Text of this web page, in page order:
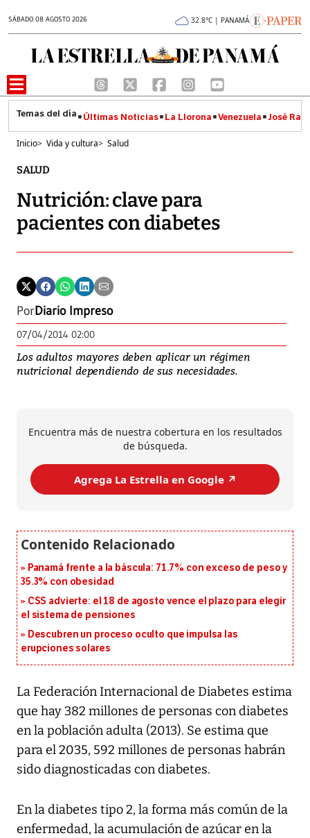
SÁBADO 08 AGOSTO 2026 32.8°C | PANAMÁ
Últimas Noticias La Llorona Venezuela José
Inicio> Vida y cultura> Salud
SALUD
Nutrición: clave para
pacientes con diabetes
PorDiario Impreso
07/04/2014 02:00
Los adultos mayores deben aplicar un régimen
nutricional dependiendo de sus necesidades.
Encuentra más de nuestra cobertura en los resultados
de búsqueda.
Agrega La Estrella en Google ↗️
Panamá frente a la báscula: 71.7% con exceso de peso y
35.3% con obesidad
CSS advierte: el 18 de agosto vence el plazo para elegir
el sistema de pensiones
Descubren un proceso oculto que impulsa las
erupciones solares
La Federación Internacional de Diabetes estima
que hay 382 millones de personas con diabetes
en la población adulta (2013). Se estima que
para el 2035, 592 millones de personas habrán
sido diagnosticadas con diabetes.
En la diabetes tipo 2, la forma más común de la
enfermedad, la acumulación de azúcar en la